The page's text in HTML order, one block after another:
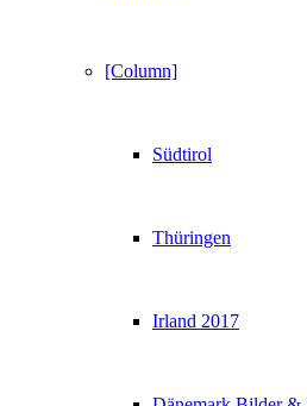
[Column]
Südtirol
Thüringen
Irland 2017